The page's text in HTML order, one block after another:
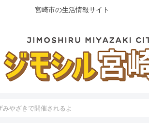
宮崎市の生活情報サイト
やざきで開催されるよ